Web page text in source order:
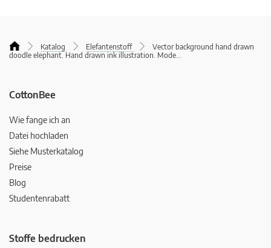
Katalog Elefantenstoff
Vector background hand drawn
doodle elephant. Hand drawn ink illustration. Mode...
CottonBee
Wie fange ich an
Datei hochladen
Siehe Musterkatalog
Preise
Blog
Studentenrabatt
Stoffe bedrucken